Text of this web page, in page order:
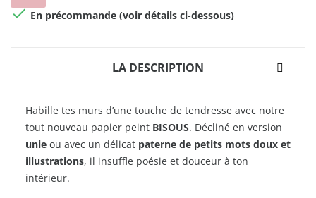
 En précommande (voir détails ci-dessous)
LA DESCRIPTION
Habille tes murs d’une touche de tendresse avec notre
tout nouveau papier peint BISOUS. Décliné en version
unie ou avec un délicat paterne de petits mots doux et
illustrations, il insuffle poésie et douceur à ton
intérieur.